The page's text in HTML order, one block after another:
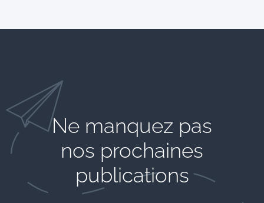
Ne manquez pas
nos prochaines
publications